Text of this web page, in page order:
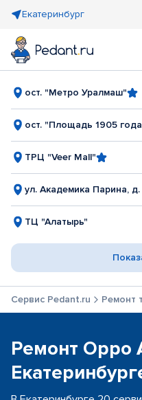
Екатеринбург
ост. "Метро Уралмаш"
ост. "Площадь 1905
ТРЦ "Veer Mall"
ул. Академика Парина, д.
ТЦ "Алатырь"
Сервис Pedant.ru Ремонт
Ремонт Oppo